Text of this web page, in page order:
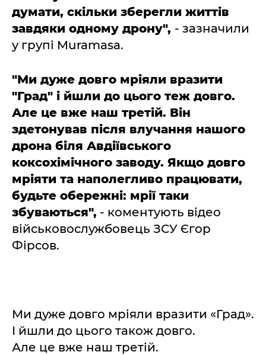
думати, скільки зберегли життів
завдяки одному дрону", - зазначили
у групі Muramasa.
"Ми дуже довго мріяли вразити
"Град" і йшли до цього теж довго.
Але це вже наш третій. Він
здетонував після влучання нашого
дрона біля Авдіївського
коксохімічного заводу. Якщо довго
мріяти та наполегливо працювати,
будьте обережні: мрії таки
збуваються", - коментують відео
військовослужбовець ЗСУ Єгор
Фірсов.
Ми дуже довго мріяли вразити «Град».
І йшли до цього також довго.
Але це вже наш третій.